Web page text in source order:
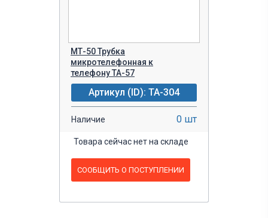
МТ-50 Трубка
микротелефонная к
телефону ТА-57
Артикул (ID): TA-304
Наличие 0 шт
Товара сейчас нет на складе
СООБЩИТЬ О ПОСТУПЛЕНИИ